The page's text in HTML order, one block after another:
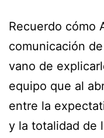
Recuerdo cómo
comunicación
vano de
equipo que al
entre la
y la totalidad de